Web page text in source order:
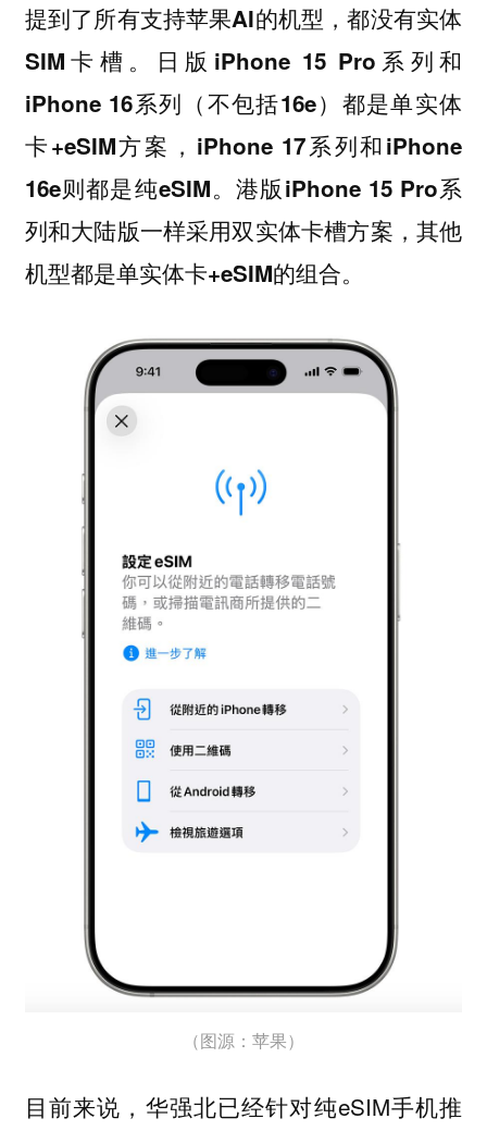
提到了所有支持苹果AI的机型，都没有实体
SIM卡槽。日版iPhone 15 Pro系列和
iPhone 16系列（不包括16e）都是单实体
卡+eSIM方案，iPhone 17系列和iPhone
16e则都是纯eSIM。港版iPhone 15 Pro系
列和大陆版一样采用双实体卡槽方案，其他
机型都是单实体卡+eSIM的组合。
（图源：苹果）
目前来说，华强北已经针对纯eSIM手机推